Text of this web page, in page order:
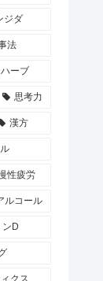
ジダ
法
ハーブ
思考力
漢方
性疲労
ルコール
ンD
クス